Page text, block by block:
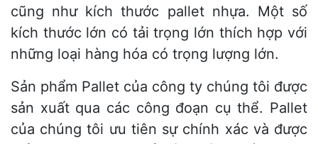
cũng như kích thước pallet nhựa. Một số
kích thước lớn có tải trọng lớn thích hợp với
những loại hàng hóa có trọng lượng lớn.
Sản phẩm Pallet của công ty chúng tôi được
sản xuất qua các công đoạn cụ thể. Pallet
của chúng tôi ưu tiên sự chính xác và được